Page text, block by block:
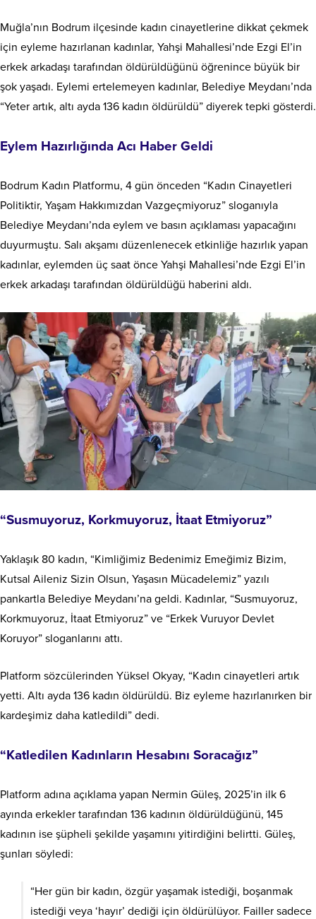
Muğla’nın Bodrum ilçesinde kadın cinayetlerine dikkat çekmek
için eyleme hazırlanan kadınlar, Yahşi Mahallesi’nde Ezgi El’in
erkek arkadaşı tarafından öldürüldüğünü öğrenince büyük bir
şok yaşadı. Eylemi ertelemeyen kadınlar, Belediye Meydanı’nda
“Yeter artık, altı ayda 136 kadın öldürüldü” diyerek tepki gösterdi.
Eylem Hazırlığında Acı Haber Geldi
Bodrum Kadın Platformu, 4 gün önceden “Kadın Cinayetleri
Politiktir, Yaşam Hakkımızdan Vazgeçmiyoruz” sloganıyla
Belediye Meydanı’nda eylem ve basın açıklaması yapacağını
duyurmuştu. Salı akşamı düzenlenecek etkinliğe hazırlık yapan
kadınlar, eylemden üç saat önce Yahşi Mahallesi’nde Ezgi El’in
erkek arkadaşı tarafından öldürüldüğü haberini aldı.
“Susmuyoruz, Korkmuyoruz, İtaat Etmiyoruz”
Yaklaşık 80 kadın, “Kimliğimiz Bedenimiz Emeğimiz Bizim,
Kutsal Aileniz Sizin Olsun, Yaşasın Mücadelemiz” yazılı
pankartla Belediye Meydanı’na geldi. Kadınlar, “Susmuyoruz,
Korkmuyoruz, İtaat Etmiyoruz” ve “Erkek Vuruyor Devlet
Koruyor” sloganlarını attı.
Platform sözcülerinden Yüksel Okyay, “Kadın cinayetleri artık
yetti. Altı ayda 136 kadın öldürüldü. Biz eyleme hazırlanırken bir
kardeşimiz daha katledildi” dedi.
“Katledilen Kadınların Hesabını Soracağız”
Platform adına açıklama yapan Nermin Güleş, 2025’in ilk 6
ayında erkekler tarafından 136 kadının öldürüldüğünü, 145
kadının ise şüpheli şekilde yaşamını yitirdiğini belirtti. Güleş,
şunları söyledi:
“Her gün bir kadın, özgür yaşamak istediği, boşanmak
istediği veya ‘hayır’ dediği için öldürülüyor. Failler sadece